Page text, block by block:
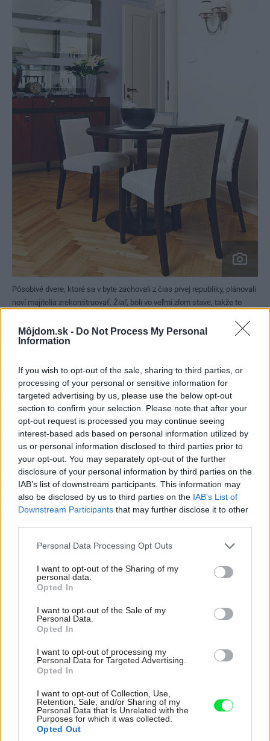
Môjdom.sk - Do Not Process My Personal
Information
If you wish to opt-out of the sale, sharing to third parties, or
processing of your personal or sensitive information for
targeted advertising by us, please use the below opt-out
section to confirm your selection. Please note that after your
opt-out request is processed you may continue seeing
interest-based ads based on personal information utilized by
us or personal information disclosed to third parties prior to
your opt-out. You may separately opt-out of the further
disclosure of your personal information by third parties on the
IAB’s list of downstream participants. This information may
also be disclosed by us to third parties on the IAB’s List of
Downstream Participants that may further disclose it to other
Please note that this website/app uses one or more Google
not limited to your visit or usage behaviour. You may click to
grant or deny consent to Google and its third-party tags to
use your data for below specified purposes in below Google
consent section.
Personal Data Processing Opt Outs
I want to opt-out of the Sharing of my
personal data.
Opted In
I want to opt-out of the Sale of my
Personal Data.
Opted In
I want to opt-out of processing my
Personal Data for Targeted Advertising.
Opted In
I want to opt-out of Collection, Use,
Retention, Sale, and/or Sharing of my
Personal Data that Is Unrelated with the
Purposes for which it was collected.
Opted Out
Pôsobivé dvere, ktoré sa v byte zachovali z čias prvej republiky, plánovali
noví majitelia zrekonštruovať. Žiaľ, boli vo veľmi zlom stave, takže to
so zárubňami.
Dano Veselský
Zámerom nebolo zariadiť byt
starožitnosťami, chceli sme skôr
vytvoriť atmosféru starej elegantnej
Bratislavy.
Kamila Ďuríková
Tŕnistá cesta s pekným koncom
Ako to už pri rekonštrukciách chodí, ani táto nebola
jednoduchá – nikdy totiž neviete, na čo pri prestavbe
Predstava majiteľov bola, že od vyčistenia priestoru a
vybúrania nepotrebných konštrukcií cez kompletné
zariadenie bytu až po výber doplnkov ubehne asi šesť až
osem mesiacov.
Neskôr zistili, že ak chcú mať do detailov prepracovaný a
skutočne precízne zhotovený priestor, budú na to
potrebovať omnoho viac času (aj financií). Keďže však